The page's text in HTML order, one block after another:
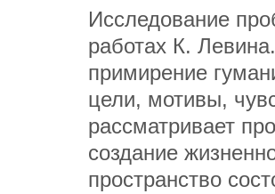
Исследование
работах К.
примирение
цели, мотивы,
рассматривает
создание
пространство